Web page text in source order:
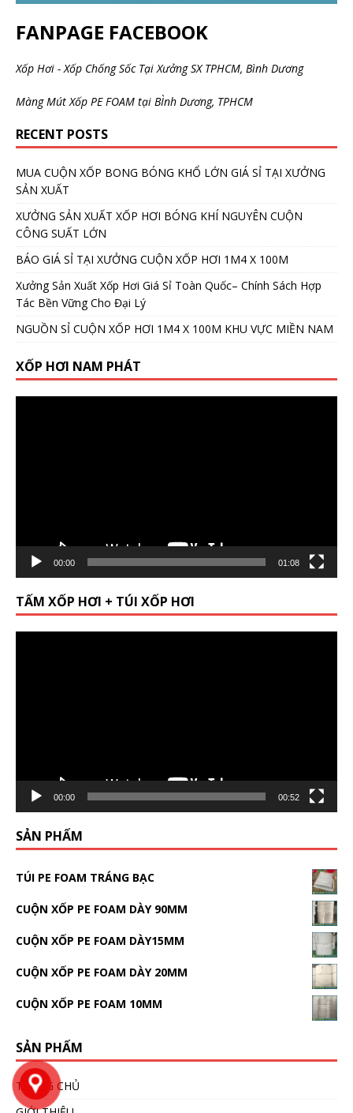
FANPAGE FACEBOOK
Xốp Hơi - Xốp Chống Sốc Tại Xưởng SX TPHCM, Bình Dương
Màng Mút Xốp PE FOAM tại BÌnh Dương, TPHCM
RECENT POSTS
MUA CUỘN XỐP BONG BÓNG KHỔ LỚN GIÁ SỈ TẠI XƯỞNG
SẢN XUẤT
XƯỞNG SẢN XUẤT XỐP HƠI BÓNG KHÍ NGUYÊN CUỘN
CÔNG SUẤT LỚN
BÁO GIÁ SỈ TẠI XƯỞNG CUỘN XỐP HƠI 1M4 X 100M
Xưởng Sản Xuất Xốp Hơi Giá Sỉ Toàn Quốc– Chính Sách Hợp
Tác Bền Vững Cho Đại Lý
NGUỒN SỈ CUỘN XỐP HƠI 1M4 X 100M KHU VỰC MIỀN NAM
XỐP HƠI NAM PHÁT
00:00 01:08
TẤM XỐP HƠI + TÚI XỐP HƠI
00:00 00:52
SẢN PHẨM
TÚI PE FOAM TRÁNG BẠC
CUỘN XỐP PE FOAM DÀY 90MM
CUỘN XỐP PE FOAM DÀY15MM
CUỘN XỐP PE FOAM DÀY 20MM
CUỘN XỐP PE FOAM 10MM
SẢN PHẨM
TRANG CHỦ